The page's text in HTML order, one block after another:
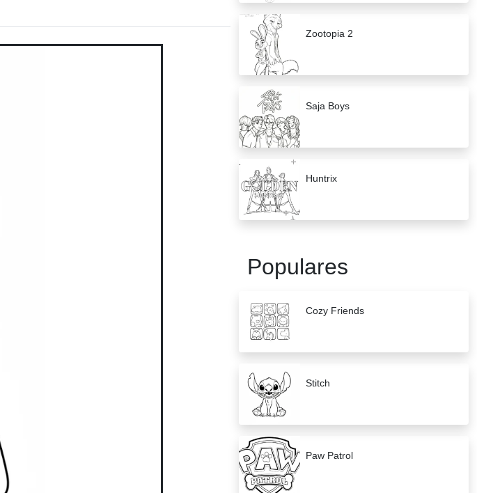
Zootopia 2
Saja Boys
Huntrix
Populares
Cozy Friends
Stitch
Paw Patrol